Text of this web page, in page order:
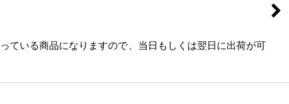
ている商品になりますので、当日もしくは翌日に出荷が可